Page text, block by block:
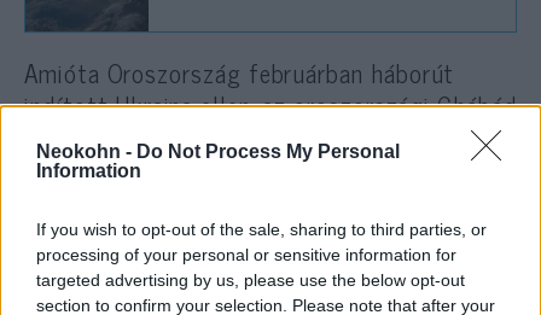
Neokohn - Do Not Process My Personal
Information
If you wish to opt-out of the sale, sharing to third parties, or
processing of your personal or sensitive information for
targeted advertising by us, please use the below opt-out
section to confirm your selection. Please note that after your
Amióta Oroszország februárban háborút
indított Ukrajna ellen, az oroszországi Chábád
mozgalom rabbijai elítélték a háborút és a
vérontást, és annak befejezésére szólítottak
hibáztassák érte. A szervezet tagjai bírálták
a mozgalomhoz nem tartozó Pinchas
Goldschmidt volt moszkvai főrabbit is, amiért